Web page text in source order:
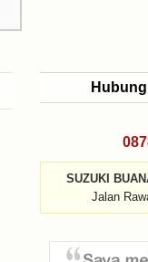
SUZUKI
Jalan